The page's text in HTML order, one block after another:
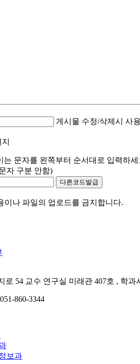
게시물 수정/삭제시 사
는 문자를 왼쪽부터 순서대로 입력하세
자 구분 안함)
다른코드발급
나 파일의 업로드를 금지합니다.
로 54 교수 연구실 미래관 407호 , 학과
860-3344
보과